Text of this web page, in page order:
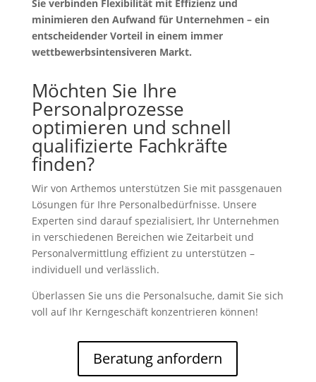
Sie verbinden Flexibilität mit Effizienz und
minimieren den Aufwand für Unternehmen – ein
entscheidender Vorteil in einem immer
wettbewerbsintensiveren Markt.
Möchten Sie Ihre
Personalprozesse
optimieren und schnell
qualifizierte Fachkräfte
finden?
Wir von Arthemos unterstützen Sie mit passgenauen
Lösungen für Ihre Personalbedürfnisse. Unsere
Experten sind darauf spezialisiert, Ihr Unternehmen
in verschiedenen Bereichen wie Zeitarbeit und
Personalvermittlung effizient zu unterstützen –
individuell und verlässlich.
Überlassen Sie uns die Personalsuche, damit Sie sich
voll auf Ihr Kerngeschäft konzentrieren können!
Beratung anfordern